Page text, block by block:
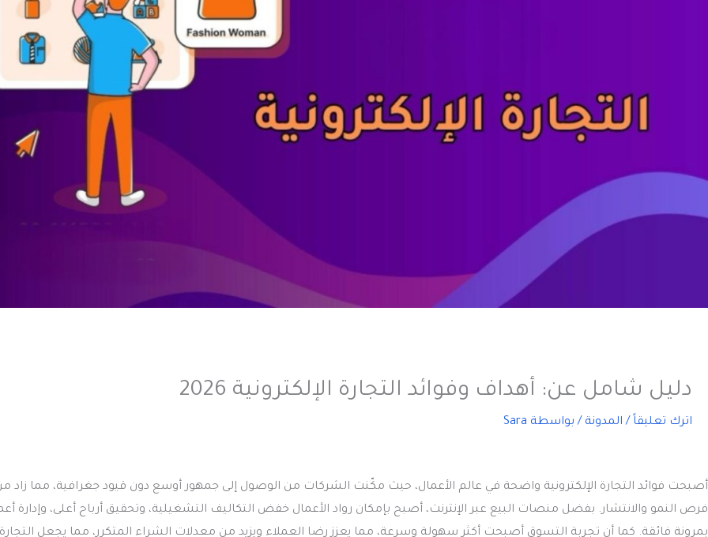
دليل شامل عن: أهداف وفوائد التجارة الإلكترونية 2026
اترك تعليقاً / المدونة / بواسطة Sara
أصبحت فوائد التجارة الإلكترونية واضحة في عالم الأعمال، حيث مكّنت الشركات من الوصول إلى جمهور أوسع دون قيود جغرافية، مما زاد
فرص النمو والانتشار. بفضل منصات البيع عبر الإنترنت، أصبح بإمكان رواد الأعمال خفض التكاليف التشغيلية، وتحقيق أرباح أعلى، وإدارة
بمرونة فائقة. كما أن تجربة التسوق أصبحت أكثر سهولة وسرعة، مما يعزز رضا العملاء ويزيد من معدلات الشراء المتكرر، مما يجعل التجارة